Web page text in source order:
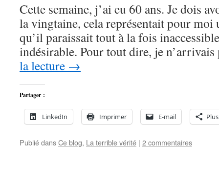
Cette semaine, j’ai eu 60 ans. Je dois
la vingtaine, cela représentait pour
qu’il paraissait tout à la fois
indésirable. Pour tout dire, je
la lecture →
Partager :
LinkedIn Imprimer E-mail Plus
Publié dansCe blog, La terrible vérité | 2 commentaires